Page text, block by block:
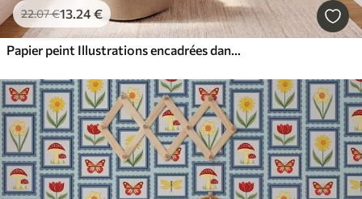
22.07€13.24€
Papier peint Illustrations encadrées dans des tons lilas